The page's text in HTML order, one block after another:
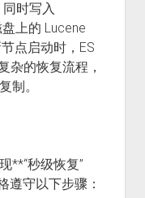
时写入
上的 Lucene
点启动时，ES
杂的恢复流程，
制。
**“秒级恢复”
遵守以下步骤：